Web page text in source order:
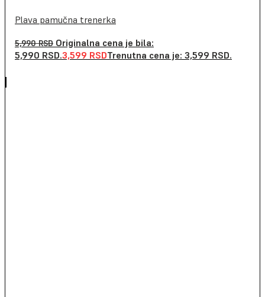
Plava pamučna trenerka
5,990RSD Originalna cena je bila:
5,990 RSD.3,599 RSDTrenutna cena je: 3,599 RSD.